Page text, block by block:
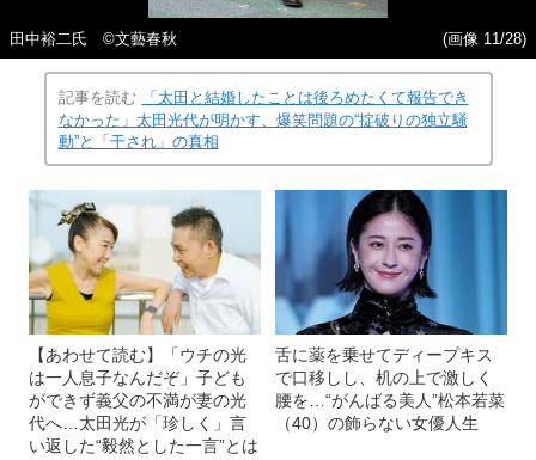
田中裕二氏 ©文藝春秋 (画像 11/28)
記事を読む
「太田と結婚したことは後ろめたくて報告でき
なかった」太田光代が明かす、爆笑問題の“掟破りの独立騒
動”と「干され」の真相
【あわせて読む】「ウチの光
は一人息子なんだぞ」子ども
ができず義父の不満が妻の光
代へ…太田光が「珍しく」言
い返した“毅然とした一言”とは
舌に薬を乗せてディープキス
で口移しし、机の上で激しく
腰を…“がんばる美人”松本若菜
（40）の飾らない女優人生